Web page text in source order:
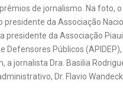
de jornalismo. Na foto, o
presidente da Associação
presidente da Associação
Defensores Públicos
a jornalista Dra. Basilia
Dr. Flavio Wandeck.